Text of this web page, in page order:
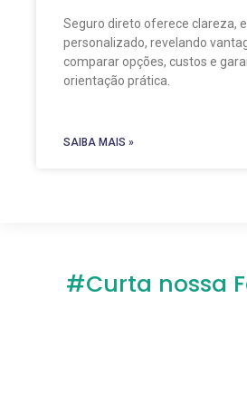
Seguro direto oferece clareza,
personalizado, revelando
comparar opções, custos e
orientação prática.
SAIBA MAIS »
#Curta nossa